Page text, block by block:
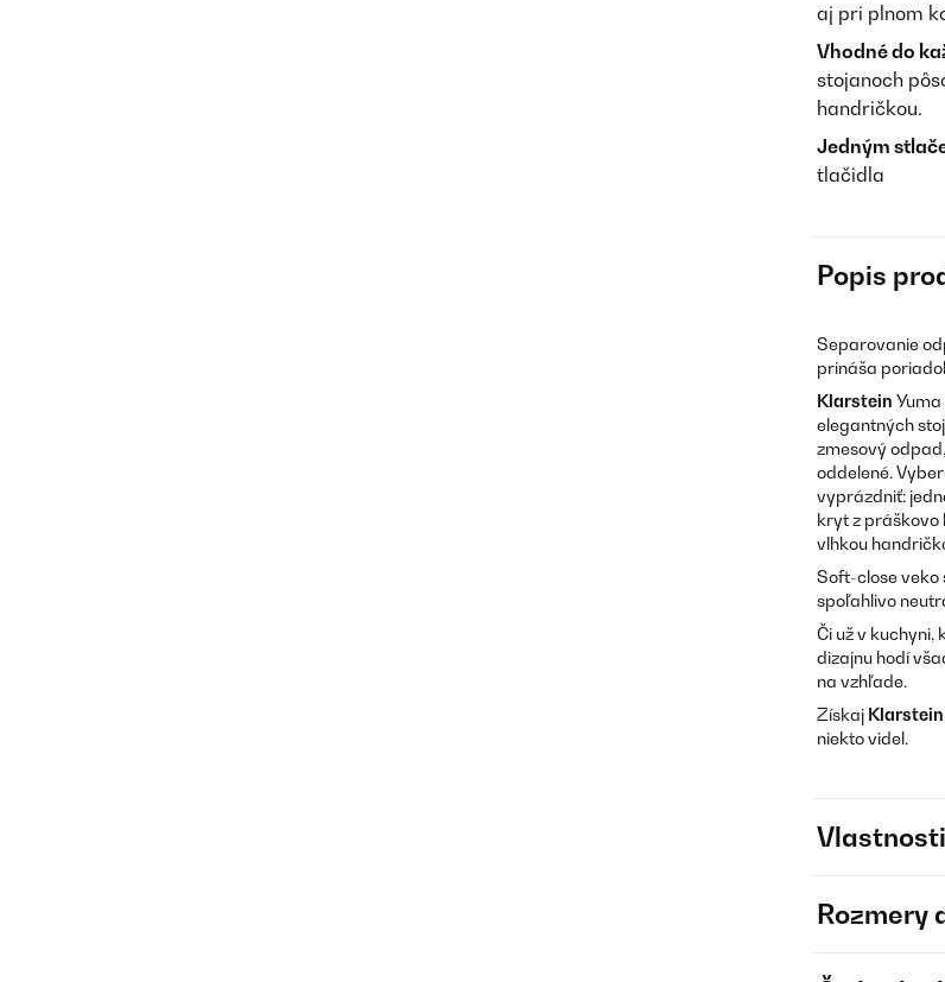
aj pri plnom
Vhodné do
stojanoch
handričkou.
Jedným
tlačidla
Popis
Separovanie
prináša
Klarstein
elegantných
zmesový
oddelené.
vyprázdniť:
kryt z práškovo
vlhkou
Soft-close veko
spoľahlivo
Či už v kuchyni,
dizajnu hodí
na vzhľade.
Získaj Klarstein
niekto videl.
Vlastnosti
Rozmery